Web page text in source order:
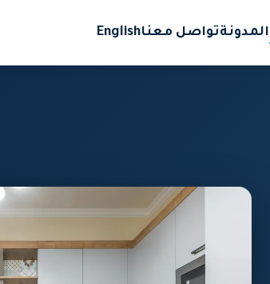
المدونةتواصل معناEnglish